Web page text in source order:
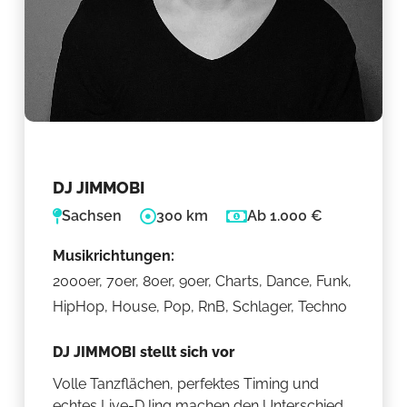
DJ JIMMOBI
Sachsen 300 km Ab 1.000 €
Musikrichtungen:
2000er, 70er, 80er, 90er, Charts, Dance, Funk,
HipHop, House, Pop, RnB, Schlager, Techno
DJ JIMMOBI stellt sich vor
Volle Tanzflächen, perfektes Timing und